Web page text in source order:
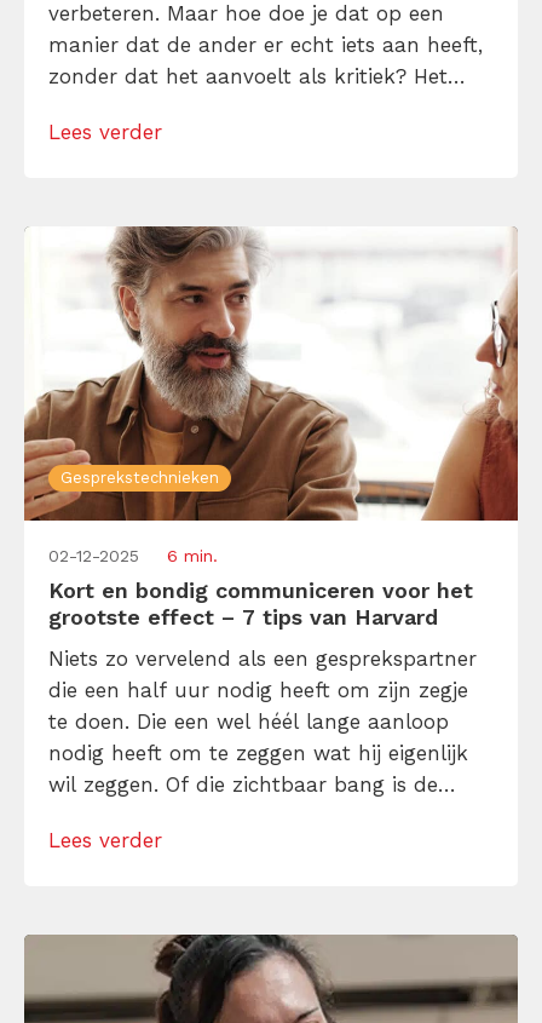
verbeteren. Maar hoe doe je dat op een
manier dat de ander er echt iets aan heeft,
zonder dat het aanvoelt als kritiek? Het
bruikbaar. In dit artikel laten we aan van
Lees verder
Gesprekstechnieken
02-12-2025 6 min.
Kort en bondig communiceren voor het
grootste effect – 7 tips van Harvard
Niets zo vervelend als een gesprekspartner
die een half uur nodig heeft om zijn zegje
te doen. Die een wel héél lange aanloop
nodig heeft om te zeggen wat hij eigenlijk
wil zeggen. Of die zichtbaar bang is de
hete brij heen draait. Maar hoe verban je
Lees verder